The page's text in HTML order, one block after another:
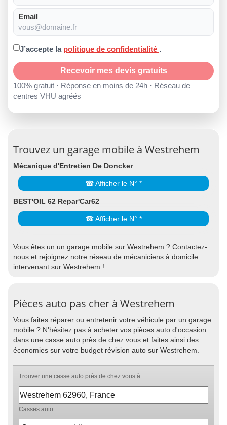
Email
J’accepte la politique de confidentialité .
Recevoir mes devis gratuits
100% gratuit · Réponse en moins de 24h · Réseau de
centres VHU agréés
Trouvez un garage mobile à Westrehem
Mécanique d'Entretien De Doncker
☎ Afficher le N° *
BEST'OIL 62 Repar'Car62
☎ Afficher le N° *
Vous êtes un un garage mobile sur Westrehem ? Contactez-
nous et rejoignez notre réseau de mécaniciens à domicile
intervenant sur Westrehem !
Pièces auto pas cher à Westrehem
Vous faites réparer ou entretenir votre véhicule par un garage
mobile ? N'hésitez pas à acheter vos pièces auto d'occasion
dans une casse auto près de chez vous et faites ainsi des
économies sur votre budget révision auto sur Westrehem.